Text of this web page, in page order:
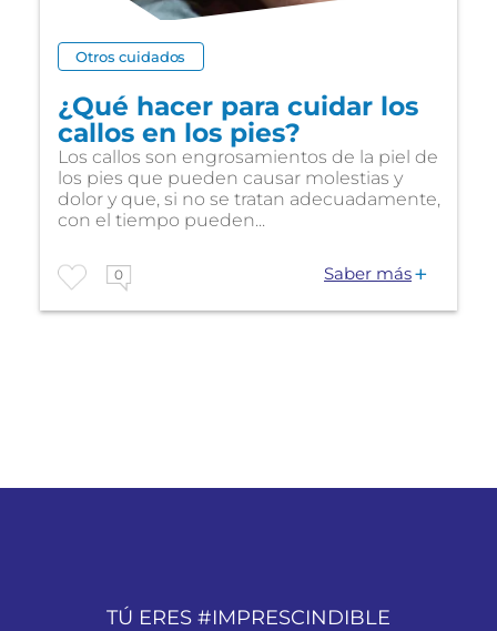
Otros cuidados
¿Qué hacer para cuidar los
callos en los pies?
Los callos son engrosamientos de la piel de
los pies que pueden causar molestias y
dolor y que, si no se tratan adecuadamente,
con el tiempo pueden...
0 Saber más
TÚ ERES #IMPRESCINDIBLE